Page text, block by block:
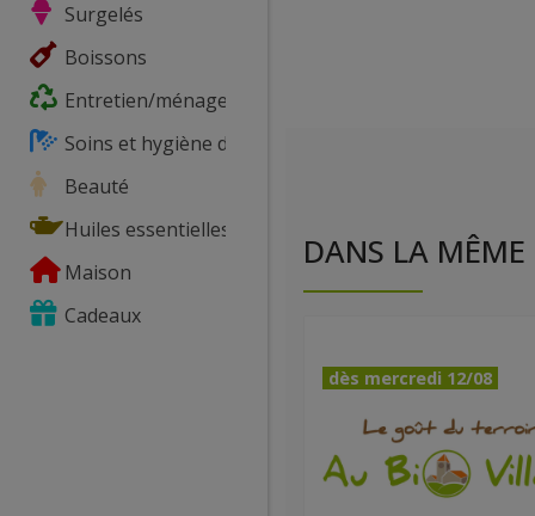
Surgelés
Boissons
Entretien/ménage
Soins et hygiène du corps
Beauté
Huiles essentielles
Maison
Cadeaux
DANS LA
dès mercredi 12/08